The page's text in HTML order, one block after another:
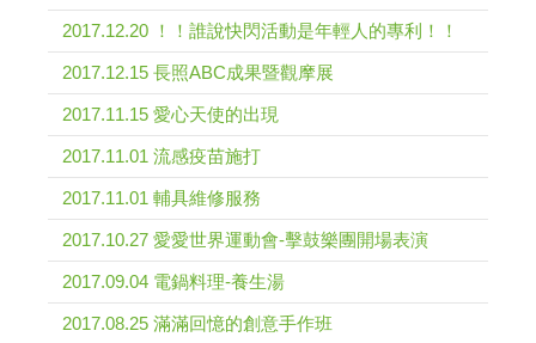
2017.12.20 ！！誰說快閃活動是年輕人的專利！！
2017.12.15 長照ABC成果暨觀摩展
2017.11.15 愛心天使的出現
2017.11.01 流感疫苗施打
2017.11.01 輔具維修服務
2017.10.27 愛愛世界運動會-擊鼓樂團開場表演
2017.09.04 電鍋料理-養生湯
2017.08.25 滿滿回憶的創意手作班